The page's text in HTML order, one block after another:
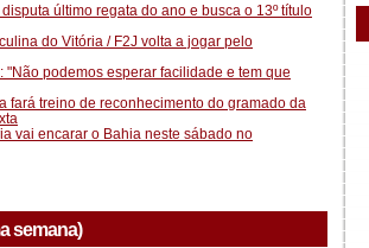
último regata do ano e busca o 13º título
do Vitória / F2J volta a jogar pelo
"Não podemos esperar facilidade e tem que
fará treino de reconhecimento do gramado da
vai encarar o Bahia neste sábado no
semana)